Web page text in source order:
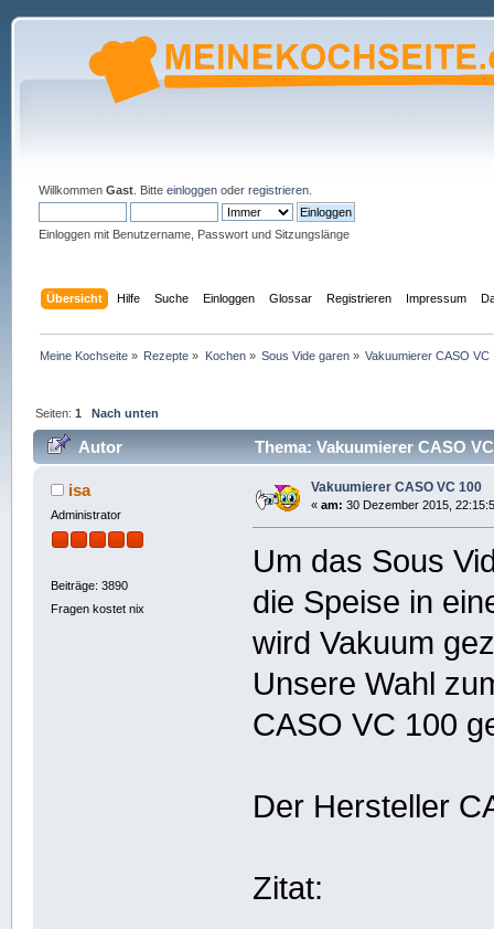
Willkommen Gast. Bitte einloggenoder registrieren.
Einloggen mit Benutzername, Passwort und Sitzungslänge
Übersicht Hilfe Suche Einloggen Glossar Registrieren Impressum
Meine Kochseite » Rezepte » Kochen» Sous Vide garen » Vakuumierer CASO VC
Seiten:1 Nach unten
Autor Thema: Vakuumierer CASO
isa
Administrator
Beiträge: 3890
Fragen kostet nix
Vakuumierer CASO VC 100
« am: 30 Dezember 2015,
Um das Sous
die Speise in
wird Vakuum
Unsere Wahl
CASO VC 100
Der Hersteller
Zitat: